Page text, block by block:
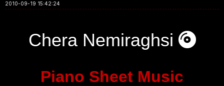
2010-09-19 15:42:24
Chera Nemiraghsi
Piano Sheet Music